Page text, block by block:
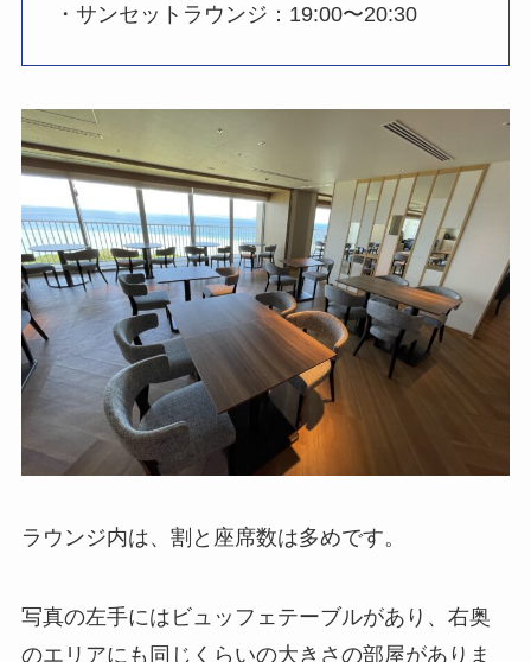
・サンセットラウンジ：19:00〜20:30
ラウンジ内は、割と座席数は多めです。
写真の左手にはビュッフェテーブルがあり、右奥
のエリアにも同じくらいの大きさの部屋がありま